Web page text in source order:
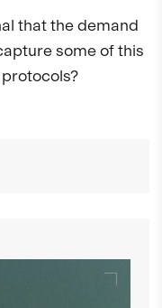
that the demand
some of this